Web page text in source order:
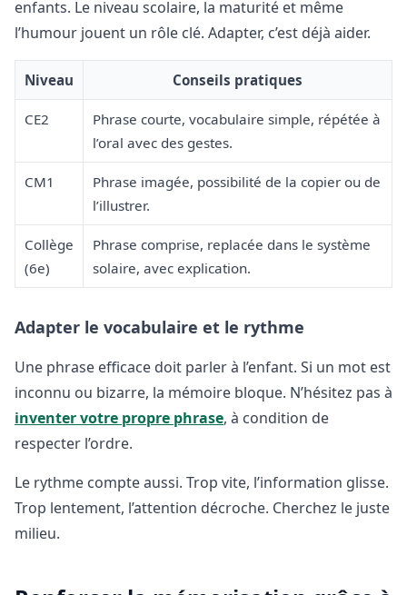
enfants. Le niveau scolaire, la maturité et même
l’humour jouent un rôle clé. Adapter, c’est déjà aider.
Niveau Conseils pratiques
CE2
Phrase courte, vocabulaire simple, répétée à
l’oral avec des gestes.
CM1
Phrase imagée, possibilité de la copier ou de
l’illustrer.
Collège
(6e)
Phrase comprise, replacée dans le système
solaire, avec explication.
Adapter le vocabulaire et le rythme
Une phrase efficace doit parler à l’enfant. Si un mot est
inconnu ou bizarre, la mémoire bloque. N’hésitez pas à
inventer votre propre phrase, à condition de
respecter l’ordre.
Le rythme compte aussi. Trop vite, l’information glisse.
Trop lentement, l’attention décroche. Cherchez le juste
milieu.